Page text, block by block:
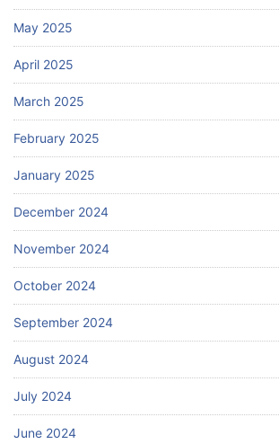
May 2025
April 2025
March 2025
February 2025
January 2025
December 2024
November 2024
October 2024
September 2024
August 2024
July 2024
June 2024